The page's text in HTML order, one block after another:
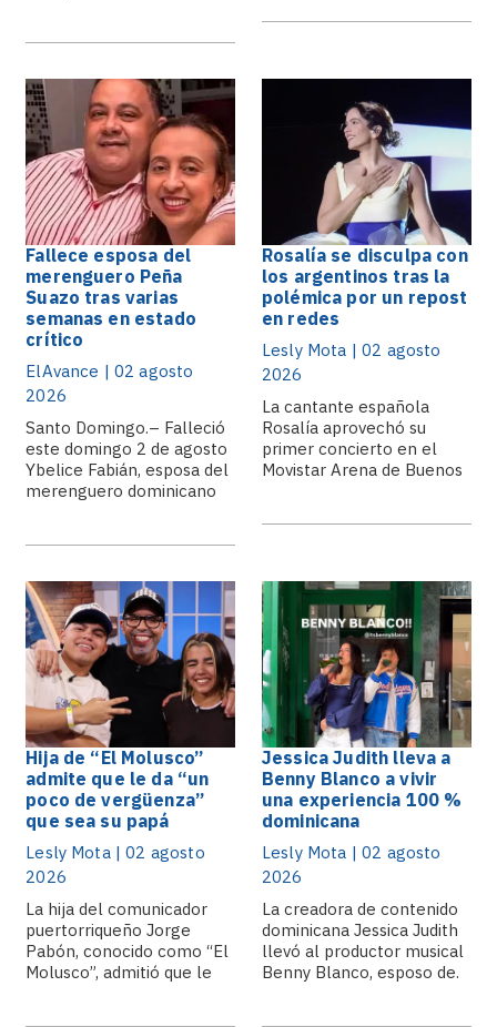
Fallece esposa del
merenguero Peña
Suazo tras varias
semanas en estado
crítico
ElAvance | 02 agosto
2026
Santo Domingo.– Falleció
este domingo 2 de agosto
Ybelice Fabián, esposa del
merenguero dominicano
Rosalía se disculpa con
los argentinos tras la
polémica por un repost
en redes
Lesly Mota | 02 agosto
2026
La cantante española
Rosalía aprovechó su
primer concierto en el
Movistar Arena de Buenos
Hija de “El Molusco”
admite que le da “un
poco de vergüenza”
que sea su papá
Lesly Mota | 02 agosto
2026
La hija del comunicador
puertorriqueño Jorge
Pabón, conocido como “El
Molusco”, admitió que le
Jessica Judith lleva a
Benny Blanco a vivir
una experiencia 100 %
dominicana
Lesly Mota | 02 agosto
2026
La creadora de contenido
dominicana Jessica Judith
llevó al productor musical
Benny Blanco, esposo de.